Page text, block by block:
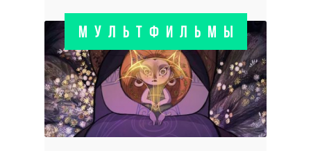
МУЛЬТФИЛЬМЫ